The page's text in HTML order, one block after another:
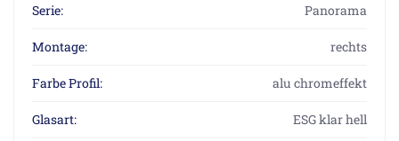
Serie: Panorama
Montage: rechts
Farbe Profil: alu chromeffekt
Glasart: ESG klar hell